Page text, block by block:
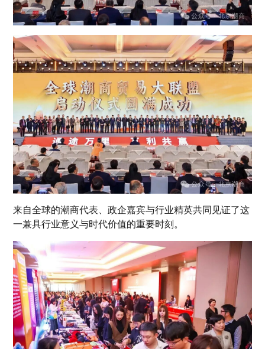
来自全球的潮商代表、政企嘉宾与行业精英共同见证了这
一兼具行业意义与时代价值的重要时刻。